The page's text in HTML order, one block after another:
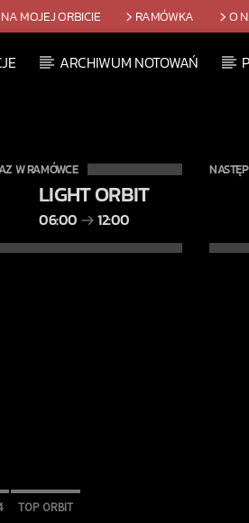
NA MOJEJ ORBICIE RAMÓWKA O
ARCHIWUM NOTOWAŃ
W RAMÓWCE
LIGHT ORBIT
06:00 12:00
TOP ORBIT